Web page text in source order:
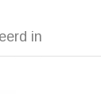
in